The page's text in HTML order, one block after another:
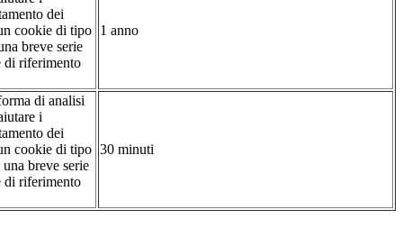
dei
cookie di tipo
breve serie
di riferimento
1 anno
di analisi
i
dei
cookie di tipo
breve serie
di riferimento
30 minuti